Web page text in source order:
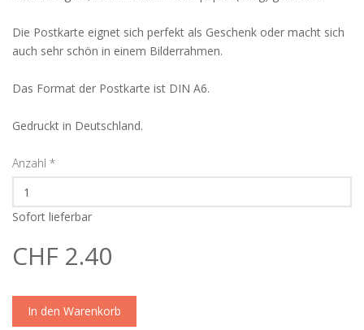
Die Postkarte eignet sich perfekt als Geschenk oder macht sich
auch sehr schön in einem Bilderrahmen.
Das Format der Postkarte ist DIN A6.
Gedruckt in Deutschland.
Anzahl *
Sofort lieferbar
CHF 2.40
In den Warenkorb